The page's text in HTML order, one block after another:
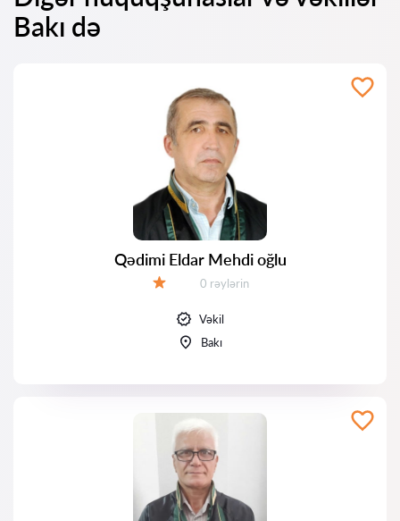
Bakı də
Qədimi Eldar Mehdi oğlu
Rəylər:
0 rəylərin
Vəkil
Bakı